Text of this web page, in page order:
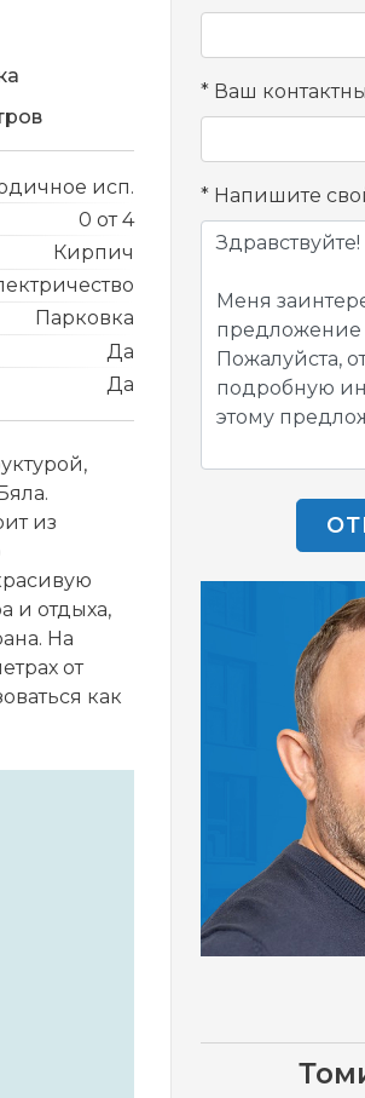
исп.
0 от 4
Кирпич
Парковка
Да
Да
из
и отдыха,
На
от
как
Ваш
Напишите